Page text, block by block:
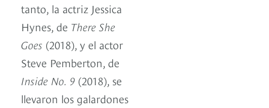
tanto, la actriz Jessica
Hynes, de There She
Goes (2018), y el actor
Steve Pemberton, de
Inside No. 9 (2018), se
llevaron los galardones